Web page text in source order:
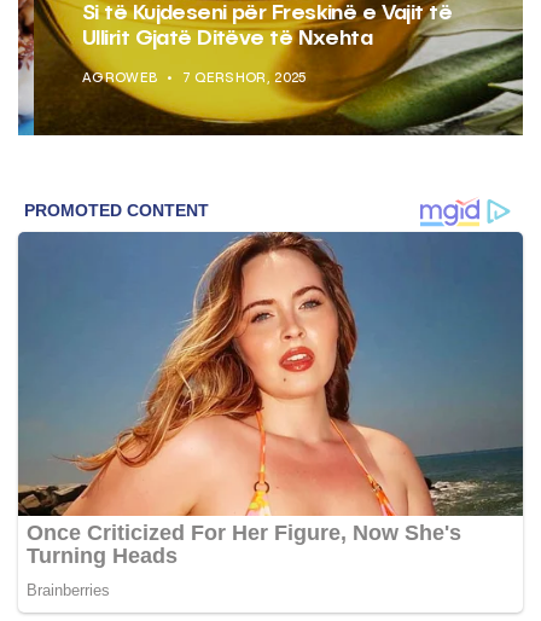
Si të Kujdeseni për Freskinë e Vajit të
Ullirit Gjatë Ditëve të Nxehta
AGROWEB 7 QERSHOR, 2025